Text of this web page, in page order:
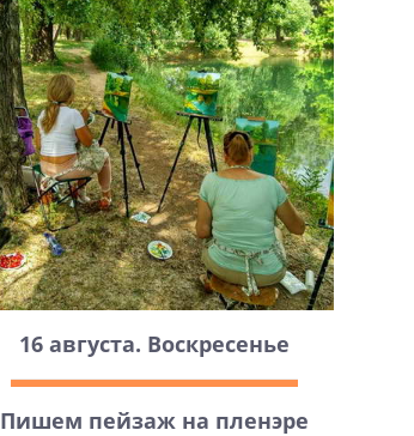
16 августа. Воскресенье
Пишем пейзаж на пленэре